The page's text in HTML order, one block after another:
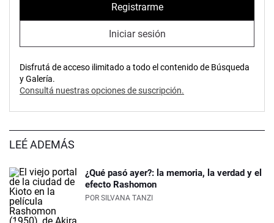
Registrarme
Iniciar sesión
Disfrutá de acceso ilimitado a todo el contenido de Búsqueda
y Galería.
Consultá nuestras opciones de suscripción.
LEÉ ADEMÁS
¿Qué pasó ayer?: la memoria, la verdad y el
efecto Rashomon
POR SILVANA TANZI